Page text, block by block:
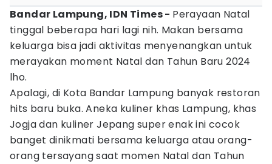
Bandar Lampung, IDN Times - Perayaan Natal
tinggal beberapa hari lagi nih. Makan bersama
keluarga bisa jadi aktivitas menyenangkan untuk
merayakan moment Natal dan Tahun Baru 2024
lho.
Apalagi, di Kota Bandar Lampung banyak restoran
hits baru buka. Aneka kuliner khas Lampung, khas
Jogja dan kuliner Jepang super enak ini cocok
banget dinikmati bersama keluarga atau orang-
orang tersayang saat momen Natal dan Tahun